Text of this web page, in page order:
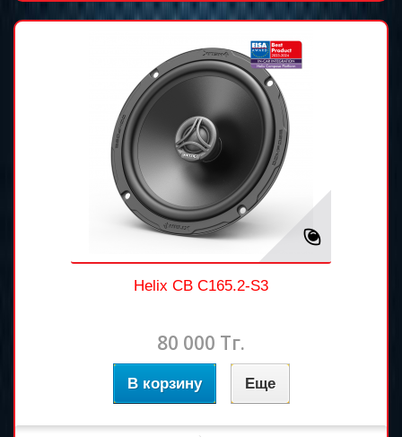
Helix CB C165.2-S3
80 000 Тг.
В корзину Еще